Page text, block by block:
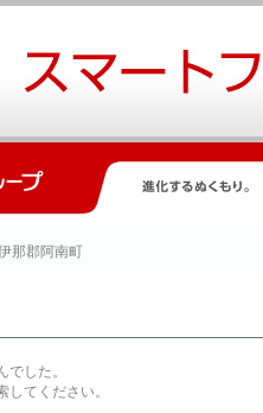
那郡阿南町
した。
してください。